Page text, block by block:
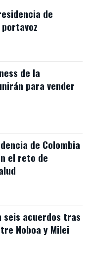
de
de la
para vender
de Colombia
el reto de
seis acuerdos tras
Noboa y Milei